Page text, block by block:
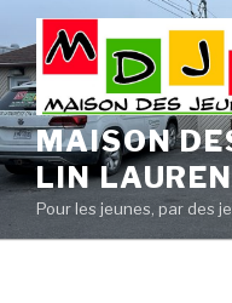
au
contenu
principal
MAISON
LIN
Pour les jeunes, par des